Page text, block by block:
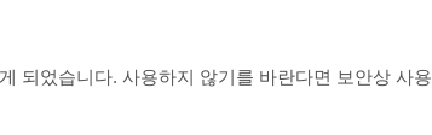
되었습니다. 사용하지 않기를 바란다면 보안상 사용